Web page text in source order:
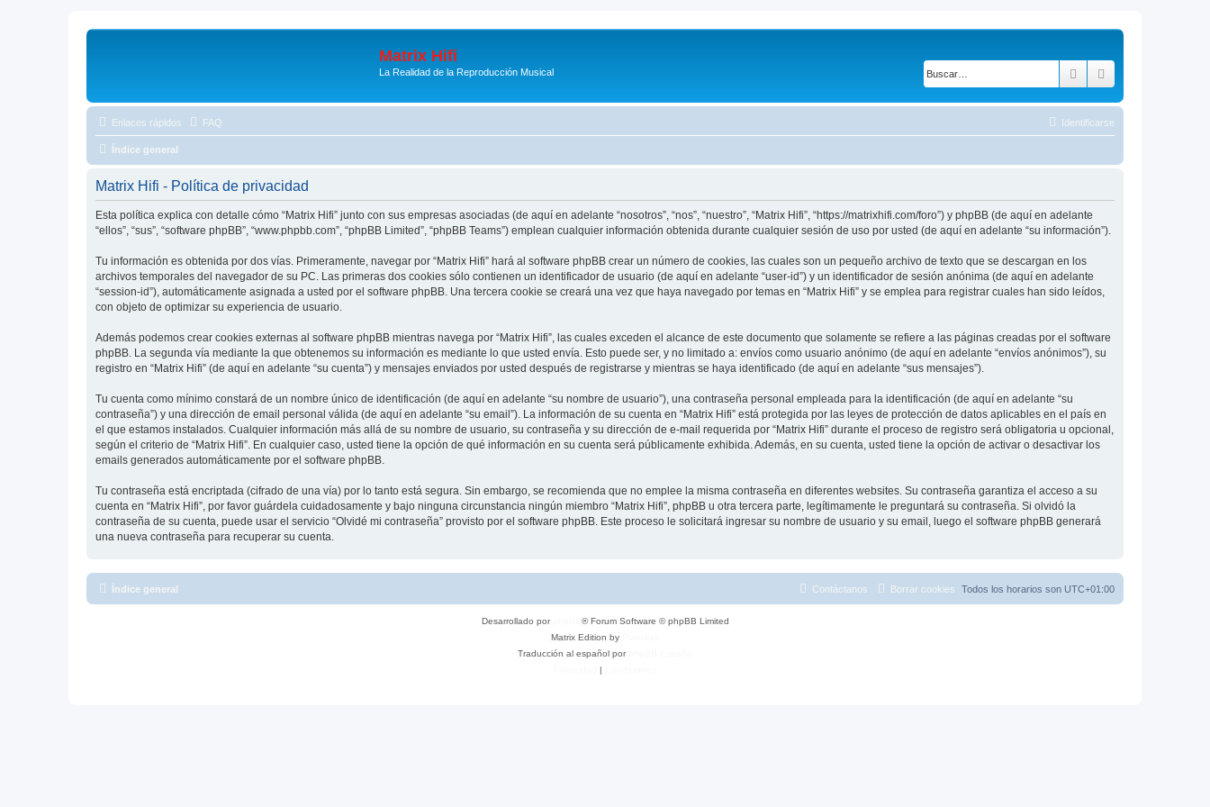
Matrix Hifi
La Realidad de la Reproducción Musical Buscar
Enlaces rápidos FAQ Identificarse
Índice general
Matrix Hifi - Política de privacidad
Esta política explica con detalle cómo “Matrix Hifi” junto con sus empresas asociadas (de aquí en adelante “nosotros”, “nos”, “nuestro”, “Matrix Hifi”, “https://matrixhifi.com/foro”) y phpBB (de aquí en adelante
“ellos”, “sus”, “software phpBB”, “www.phpbb.com”, “phpBB Limited”, “phpBB Teams”) emplean cualquier información obtenida durante cualquier sesión de uso por usted (de aquí en adelante “su información”).
Tu información es obtenida por dos vías. Primeramente, navegar por “Matrix Hifi” hará al software phpBB crear un número de cookies, las cuales son un pequeño archivo de texto que se descargan en los
archivos temporales del navegador de su PC. Las primeras dos cookies sólo contienen un identificador de usuario (de aquí en adelante “user-id”) y un identificador de sesión anónima (de aquí en adelante
“session-id”), automáticamente asignada a usted por el software phpBB. Una tercera cookie se creará una vez que haya navegado por temas en “Matrix Hifi” y se emplea para registrar cuales han sido leídos,
con objeto de optimizar su experiencia de usuario.
Además podemos crear cookies externas al software phpBB mientras navega por “Matrix Hifi”, las cuales exceden el alcance de este documento que solamente se refiere a las páginas creadas por el software
phpBB. La segunda vía mediante la que obtenemos su información es mediante lo que usted envía. Esto puede ser, y no limitado a: envíos como usuario anónimo (de aquí en adelante “envíos anónimos”), su
registro en “Matrix Hifi” (de aquí en adelante “su cuenta”) y mensajes enviados por usted después de registrarse y mientras se haya identificado (de aquí en adelante “sus mensajes”).
Tu cuenta como mínimo constará de un nombre único de identificación (de aquí en adelante “su nombre de usuario”), una contraseña personal empleada para la identificación (de aquí en adelante “su
contraseña”) y una dirección de email personal válida (de aquí en adelante “su email”). La información de su cuenta en “Matrix Hifi” está protegida por las leyes de protección de datos aplicables en el país en
el que estamos instalados. Cualquier información más allá de su nombre de usuario, su contraseña y su dirección de e-mail requerida por “Matrix Hifi” durante el proceso de registro será obligatoria u opcional,
según el criterio de “Matrix Hifi”. En cualquier caso, usted tiene la opción de qué información en su cuenta será públicamente exhibida. Además, en su cuenta, usted tiene la opción de activar o desactivar los
emails generados automáticamente por el software phpBB.
Tu contraseña está encriptada (cifrado de una vía) por lo tanto está segura. Sin embargo, se recomienda que no emplee la misma contraseña en diferentes websites. Su contraseña garantiza el acceso a su
cuenta en “Matrix Hifi”, por favor guárdela cuidadosamente y bajo ninguna circunstancia ningún miembro “Matrix Hifi”, phpBB u otra tercera parte, legítimamente le preguntará su contraseña. Si olvidó la
contraseña de su cuenta, puede usar el servicio “Olvidé mi contraseña” provisto por el software phpBB. Este proceso le solicitará ingresar su nombre de usuario y su email, luego el software phpBB generará
una nueva contraseña para recuperar su cuenta.
Índice general Todos los horarios son UTC+01:00
Borrar cookies
Contáctanos
Desarrollado por
® Forum Software © phpBB Limited
Matrix Edition by
Traducción al español por
|